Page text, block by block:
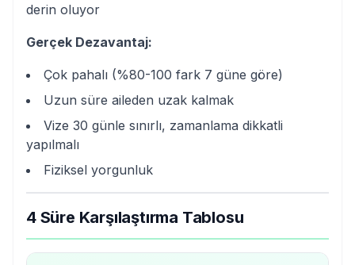
derin oluyor
Gerçek Dezavantaj:
Çok pahalı (%80-100 fark 7 güne göre)
Uzun süre aileden uzak kalmak
Vize 30 günle sınırlı, zamanlama dikkatli
yapılmalı
Fiziksel yorgunluk
4 Süre Karşılaştırma Tablosu